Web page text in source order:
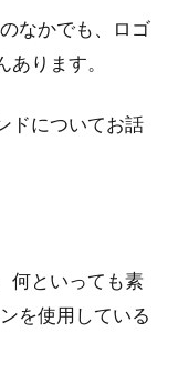
みスリットが流
ーデは？
なかでも、ロゴ
ります。
ドについてお話
何といっても素
を使用している